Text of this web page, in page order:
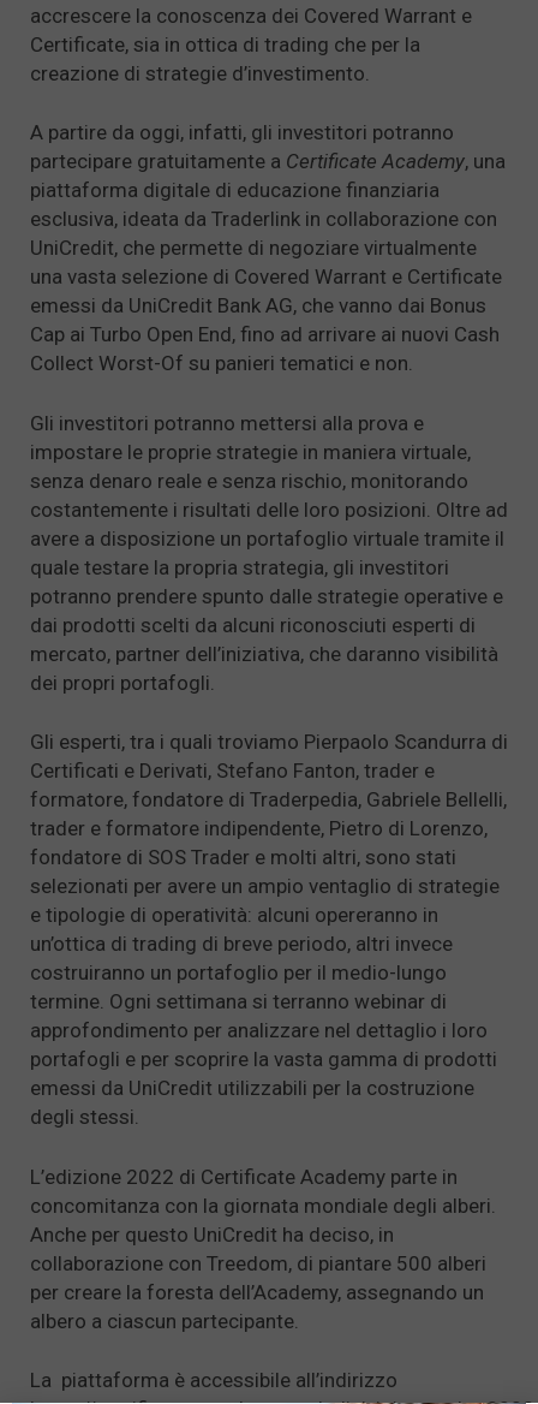
accrescere la conoscenza dei Covered Warrant e
Certificate, sia in ottica di trading che per la
creazione di strategie d’investimento.
A partire da oggi, infatti, gli investitori potranno
partecipare gratuitamente a Certificate Academy, una
piattaforma digitale di educazione finanziaria
esclusiva, ideata da Traderlink in collaborazione con
UniCredit, che permette di negoziare virtualmente
una vasta selezione di Covered Warrant e Certificate
emessi da UniCredit Bank AG, che vanno dai Bonus
Cap ai Turbo Open End, fino ad arrivare ai nuovi Cash
Collect Worst-Of su panieri tematici e non.
Gli investitori potranno mettersi alla prova e
impostare le proprie strategie in maniera virtuale,
senza denaro reale e senza rischio, monitorando
costantemente i risultati delle loro posizioni. Oltre ad
avere a disposizione un portafoglio virtuale tramite il
quale testare la propria strategia, gli investitori
potranno prendere spunto dalle strategie operative e
dai prodotti scelti da alcuni riconosciuti esperti di
mercato, partner dell’iniziativa, che daranno visibilità
dei propri portafogli.
Gli esperti, tra i quali troviamo Pierpaolo Scandurra di
Certificati e Derivati, Stefano Fanton, trader e
formatore, fondatore di Traderpedia, Gabriele Bellelli,
trader e formatore indipendente, Pietro di Lorenzo,
fondatore di SOS Trader e molti altri, sono stati
selezionati per avere un ampio ventaglio di strategie
e tipologie di operatività: alcuni opereranno in
un’ottica di trading di breve periodo, altri invece
costruiranno un portafoglio per il medio-lungo
termine. Ogni settimana si terranno webinar di
approfondimento per analizzare nel dettaglio i loro
portafogli e per scoprire la vasta gamma di prodotti
emessi da UniCredit utilizzabili per la costruzione
degli stessi.
L’edizione 2022 di Certificate Academy parte in
concomitanza con la giornata mondiale degli alberi.
Anche per questo UniCredit ha deciso, in
collaborazione con Treedom, di piantare 500 alberi
per creare la foresta dell’Academy, assegnando un
albero a ciascun partecipante.
La piattaforma è accessibile all’indirizzo